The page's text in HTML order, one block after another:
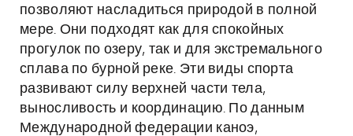
позволяют насладиться природой в полной
мере. Они подходят как для спокойных
прогулок по озеру, так и для экстремального
сплава по бурной реке. Эти виды спорта
развивают силу верхней части тела,
выносливость и координацию. По данным
Международной федерации каноэ,